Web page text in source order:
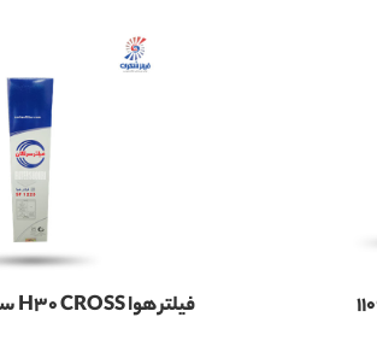
فیلتر هوا H30 CROSS سرکان 1223